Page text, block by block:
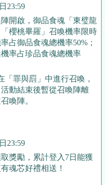
23:59
開啟，御品食魂「東璧龍
櫻桃畢羅」召喚機率限時
占御品食魂總機率50%；
率占珍品食魂總機率
罪與罰」中進行召喚，
動結束後暫從召喚陣離
喚陣。
23:59
獎勵，累計登入7日能獲
魂芯好禮相送！